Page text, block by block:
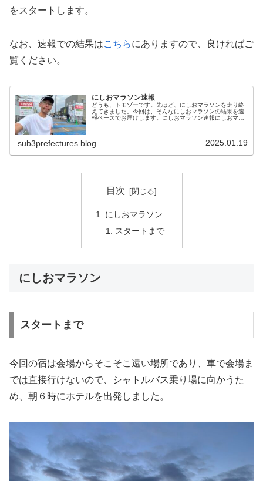
をスタートします。
なお、速報での結果はこちらにありますので、良ければご
覧ください。
にしおマラソン速報
どうも、トモゾーです。先ほど、にしおマラソンを走り終
えてきました。今回は、そんなにしおマラソンの結果を速
報ベースでお届けします。にしおマラソン速報にしおマラ
sub3prefectures.blog 2025.01.19
目次
にしおマラソン
スタートまで
にしおマラソン
スタートまで
今回の宿は会場からそこそこ遠い場所であり、車で会場ま
では直接行けないので、シャトルバス乗り場に向かうた
め、朝６時にホテルを出発しました。